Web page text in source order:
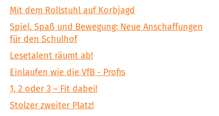
Mit dem Rollstuhl auf Korbjagd
Spiel, Spaß und Bewegung: Neue Anschaffungen
für den Schulhof
Lesetalent räumt ab!
Einlaufen wie die VfB - Profis
1, 2 oder 3 – Fit dabei!
Stolzer zweiter Platz!